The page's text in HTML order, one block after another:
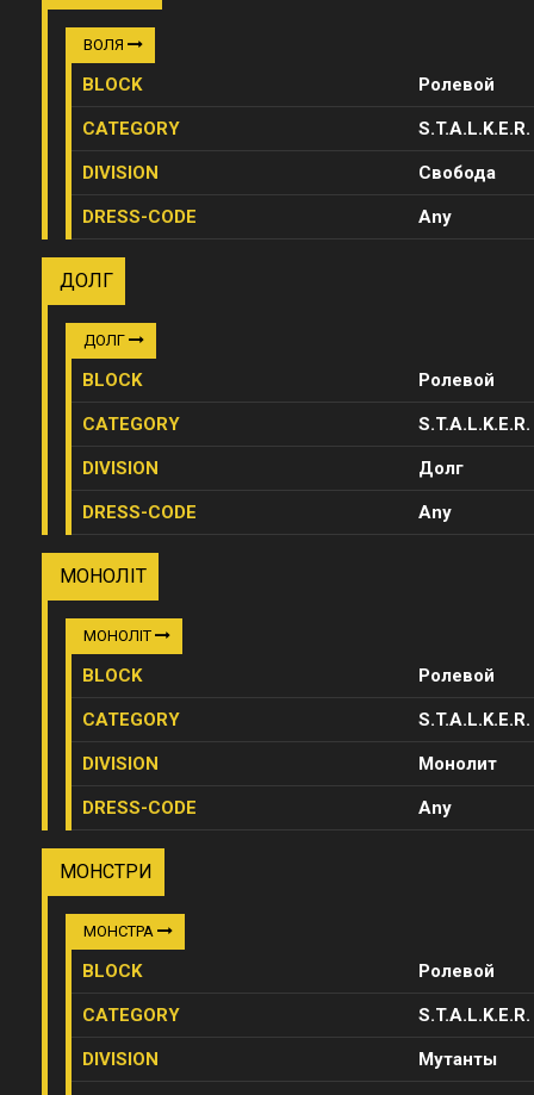
ВОЛЯ
BLOCK Ролевой
CATEGORY S.T.A.L.K.E.R.
DIVISION Свобода
DRESS-CODE Any
ДОЛГ
ДОЛГ
BLOCK Ролевой
CATEGORY S.T.A.L.K.E.R.
DIVISION Долг
DRESS-CODE Any
МОНОЛІТ
МОНОЛІТ
BLOCK Ролевой
CATEGORY S.T.A.L.K.E.R.
DIVISION Монолит
DRESS-CODE Any
МОНСТРИ
МОНСТРА
BLOCK Ролевой
CATEGORY S.T.A.L.K.E.R.
DIVISION Мутанты